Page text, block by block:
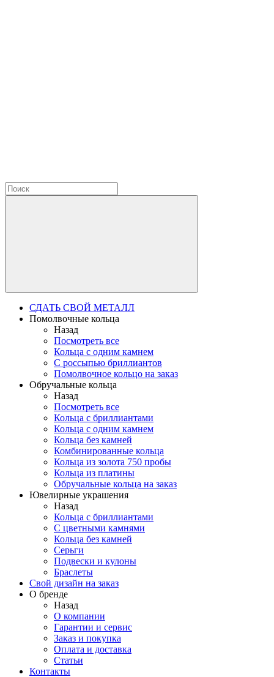
СДАТЬ СВОЙ МЕТАЛЛ
Помолвочные кольца
Назад
Посмотреть все
Кольца с одним камнем
С россыпью бриллиантов
Помолвочное кольцо на заказ
Обручальные кольца
Назад
Посмотреть все
Кольца с бриллиантами
Кольца с одним камнем
Кольца без камней
Комбинированные кольца
Кольца из золота 750 пробы
Кольца из платины
Обручальные кольца на заказ
Ювелирные украшения
Назад
Кольца с бриллиантами
С цветными камнями
Кольца без камней
Серьги
Подвески и кулоны
Браслеты
Свой дизайн на заказ
О бренде
Назад
О компании
Гарантии и сервис
Заказ и покупка
Оплата и доставка
Статьи
Контакты